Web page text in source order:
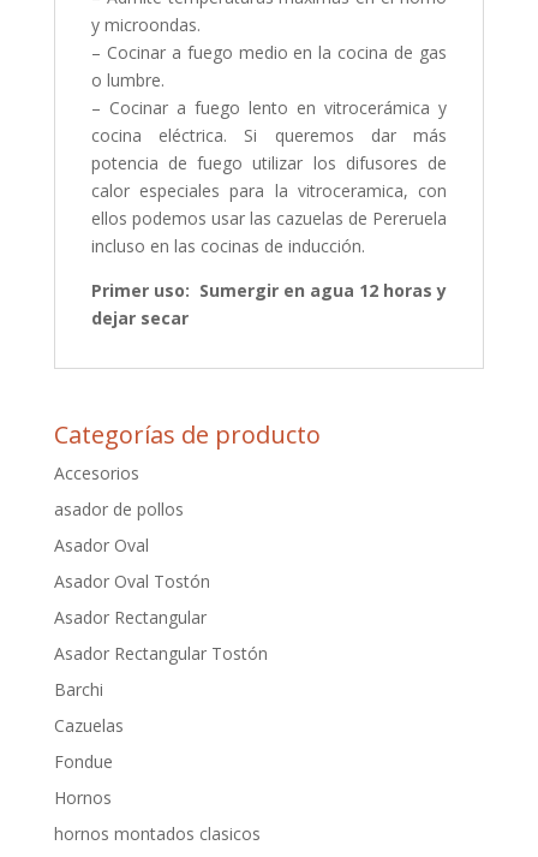
y microondas.
– Cocinar a fuego medio en la cocina de gas
o lumbre.
– Cocinar a fuego lento en vitrocerámica y
cocina eléctrica. Si queremos dar más
potencia de fuego utilizar los difusores de
calor especiales para la vitroceramica, con
ellos podemos usar las cazuelas de Pereruela
incluso en las cocinas de inducción.
Primer uso: Sumergir en agua 12 horas y
dejar secar
Categorías de producto
Accesorios
asador de pollos
Asador Oval
Asador Oval Tostón
Asador Rectangular
Asador Rectangular Tostón
Barchi
Cazuelas
Fondue
Hornos
hornos montados clasicos